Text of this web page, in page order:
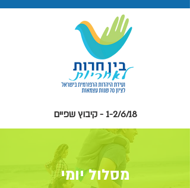
1-2/6/18 - קיבוץ שפיים
מסלול יומי